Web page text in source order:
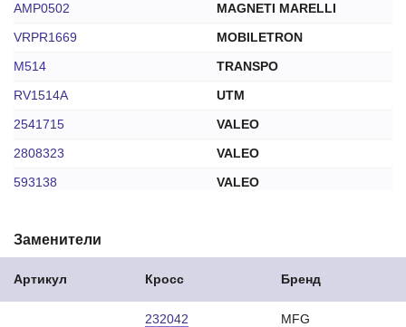
AMP0502
MAGNETI MARELLI
VRPR1669
MOBILETRON
M514
TRANSPO
RV1514A
UTM
2541715
VALEO
2808323
VALEO
593138
VALEO
310N10496Z
Заменители
Артикул Кросс Бренд
232042 MFG